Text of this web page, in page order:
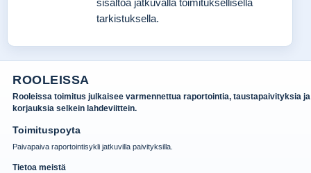
sisältöä jatkuvalla toimituksellisella
tarkistuksella.
ROOLEISSA
Rooleissa toimitus julkaisee varmennettua raportointia, taustapaivityksia ja
korjauksia selkein lahdeviittein.
Toimituspoyta
Paivapaiva raportointisykli jatkuvilla paivityksilla.
Tietoa meistä